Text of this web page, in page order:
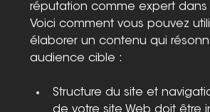
réputation comme expert dans
Voici comment vous pouvez
élaborer un contenu qui
audience cible :
Structure du site et
de votre site Web doit être